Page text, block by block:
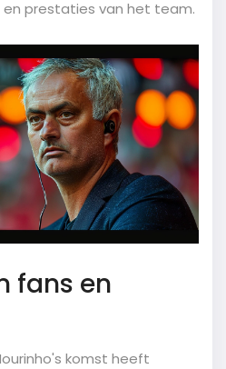
prestaties van het team.
fans en
komst heeft